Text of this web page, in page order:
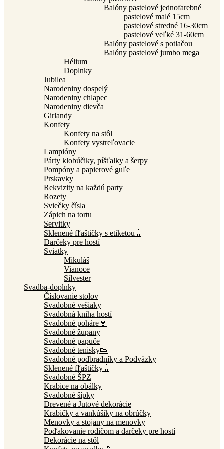
Balóny pastelové jednofarebné
pastelové malé 15cm
pastelové stredné 16-30cm
pastelové veľké 31-60cm
Balóny pastelové s potlačou
Balóny pastelové jumbo mega
Hélium
Doplnky
Jubilea
Narodeniny dospelý
Narodeniny chlapec
Narodeniny dievča
Girlandy
Konfety
Konfety na stôl
Konfety vystreľovacie
Lampióny
Párty klobúčiky, píšťalky a šerpy
Pompóny a papierové guľe
Prskavky
Rekvizity na každú party
Rozety
Sviečky čísla
Zápich na tortu
Servitky
Sklenené fľaštičky s etiketou 🍾
Darčeky pre hostí
Sviatky
Mikuláš
Vianoce
Silvester
Svadba-doplnky
Číslovanie stolov
Svadobné vešiaky
Svadobná kniha hostí
Svadobné poháre🍷
Svadobné župany
Svadobné papuče
Svadobné tenisky👟
Svadobné podbradníky a Podväzky
Sklenené fľaštičky 🍾
Svadobné ŠPZ
Krabice na obálky
Svadobné šípky
Drevené a Jutové dekorácie
Krabičky a vankúšiky na obrúčky
Menovky a stojany na menovky
Poďakovanie rodičom a darčeky pre hostí
Dekorácie na stôl